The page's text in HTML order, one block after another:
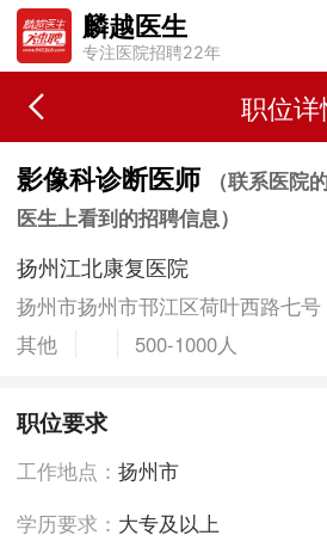
麟越医生
专注医院招聘22年
职位详
影像科诊断医师
（联系医院
医生上看到的招聘信息）
扬州江北康复医院
扬州市扬州市邗江区荷叶西路七号
其他
500-1000人
职位要求
工作地点：扬州市
学历要求： 大专及以上